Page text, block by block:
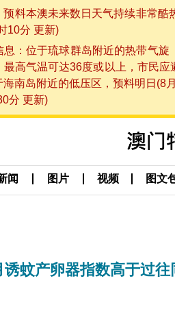
预料本澳未来数日天气持续非常
10分 更新)
息：位于琉球群岛附近的热带气
最高气温可达36度或以上，市民
海南岛附近的低压区，预料明日(8
分 更新)
闻 图片 视频 图文
诱蚊产卵器指数高于过